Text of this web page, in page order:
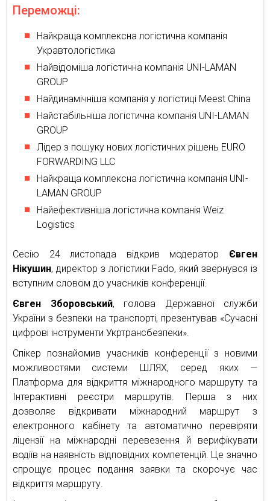
Переможці:
Найкраща комплексна логістична компанія
Укравтологістика
Найвідоміша логістична компанія UNI-LAMAN
GROUP
Найдинамічніша компанія у логістиці Meest China
Найстабільніша логістична компанія UNI-LAMAN
GROUP
Лідер з пошуку нових логістичних рішень EURO
FORWARDING LLC
Найкраща комплексна логістична компанія UNI-
LAMAN GROUP
Найефективніша логістична компанія Weiz
Logistics
Сесію 24 листопада відкрив модератор Євген
Нікушин, директор з логістики Fado, який звернувся із
вступним словом до учасників конференції.
Євген Зборовський, голова Державної служби
України з безпеки на транспорті, презентував «Сучасні
цифрові інструменти Укртрансбезпеки».
Спікер познайомив учасників конференції з новими
можливостями системи ШЛЯХ, серед яких —
Платформа для відкриття міжнародного маршруту та
Інтерактивні реєстри маршрутів. Перша з них
дозволяє відкривати міжнародний маршрут з
електронного кабінету та автоматично перевіряти
ліцензії на міжнародні перевезення й верифікувати
водіїв на наявність відповідних компетенцій. Це значно
спрощує процес подання заявки та скорочує час
відкриття маршруту.